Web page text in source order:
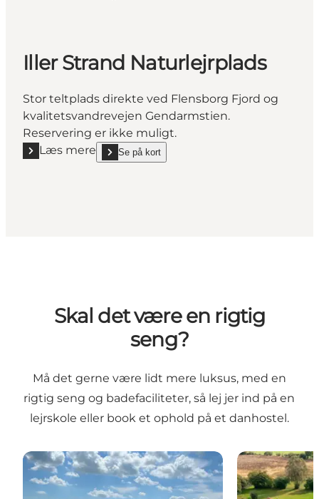
Iller Strand Naturlejrplads
Stor teltplads direkte ved Flensborg Fjord og
kvalitetsvandrevejen Gendarmstien.
Reservering er ikke muligt.
Læs mere
Læs mere "Iller Strand Naturlejrplads"
Se på kort
show Iller Strand Naturlejrplads on_map
Skal det være en rigtig
seng?
Må det gerne være lidt mere luksus, med en
rigtig seng og badefaciliteter, så lej jer ind på en
lejrskole eller book et ophold på et danhostel.
Lejrskolen Solhjem Sundeved